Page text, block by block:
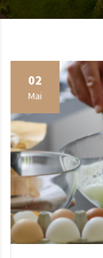
02
Mai